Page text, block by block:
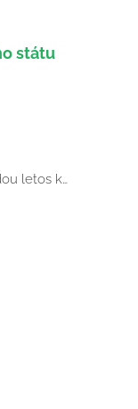
státu
letos k…